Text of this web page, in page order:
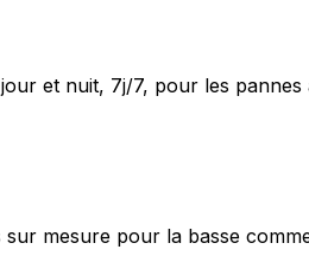
et nuit, 7j/7, pour les pannes
mesure pour la basse